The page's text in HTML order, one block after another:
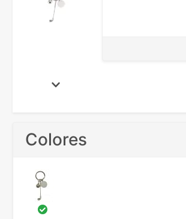
Colores